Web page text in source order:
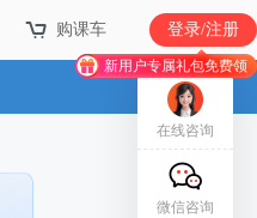
购课车 登录/注册
新用户专属礼包免费领
在线咨询
微信咨询